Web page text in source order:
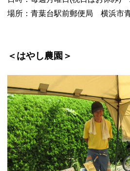
場所：青葉台駅前郵便局 横浜市
＜はやし農園＞